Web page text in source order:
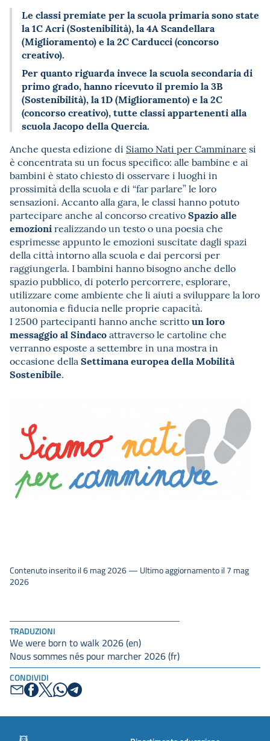
TRADUZIONI
We were born to walk 2026 (en)
Nous sommes nés pour marcher 2026 (fr)
CONDIVIDI
Le classi premiate per la scuola primaria sono state
la 1C Acri (Sostenibilità), la 4A Scandellara
(Miglioramento) e la 2C Carducci (concorso
creativo).
Per quanto riguarda invece la scuola secondaria di
primo grado, hanno ricevuto il premio la 3B
(Sostenibilità), la 1D (Miglioramento) e la 2C
(concorso creativo), tutte classi appartenenti alla
scuola Jacopo della Quercia.
Anche questa edizione di Siamo Nati per Camminare si
è concentrata su un focus specifico: alle bambine e ai
bambini è stato chiesto di osservare i luoghi in
prossimità della scuola e di “far parlare” le loro
sensazioni. Accanto alla gara, le classi hanno potuto
partecipare anche al concorso creativoSpazio alle
emozionirealizzando un testo o una poesia che
esprimesse appunto le emozioni suscitate dagli spazi
della città intorno alla scuola e dai percorsi per
raggiungerla. I bambini hanno bisogno anche dello
spazio pubblico, di poterlo percorrere, esplorare,
utilizzare come ambiente che li aiuti a sviluppare la loro
autonomia e fiducia nelle proprie capacità.
I 2500 partecipanti hanno anche scrittoun loro
messaggio al Sindacoattraverso le cartoline che
verranno esposte a settembre in una mostra in
occasione della Settimana europea della Mobilità
Sostenibile.
Contenuto inserito il 6 mag 2026 — Ultimo aggiornamento il 7 mag
2026